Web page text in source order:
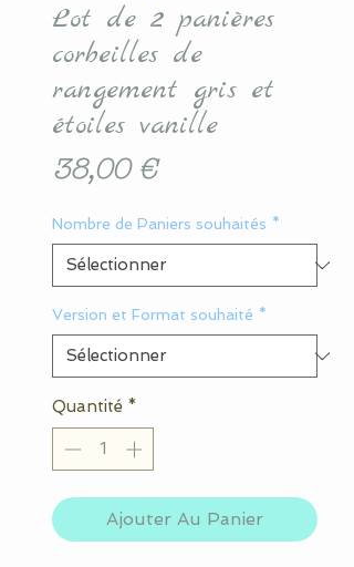
Lot de 2 panières
corbeilles de
rangement gris et
étoiles vanille
38,00 €Prix
Nombre de Paniers souhaités *
Version et Format souhaité *
Quantité *
Ajouter Au Panier